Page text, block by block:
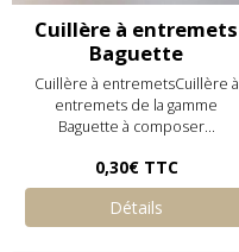
Cuillère à entremets
Baguette
Cuillère à entremetsCuillère à
entremets de la gamme
Baguette à composer...
0,30€ TTC
Détails